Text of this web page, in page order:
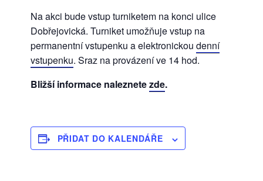
Na akci bude vstup turniketem na konci ulice
Dobřejovická. Turniket umožňuje vstup na
permanentní vstupenku a elektronickou denní
vstupenku. Sraz na provázení ve 14 hod.
Bližší informace naleznetezde.
PŘIDAT DO KALENDÁŘE